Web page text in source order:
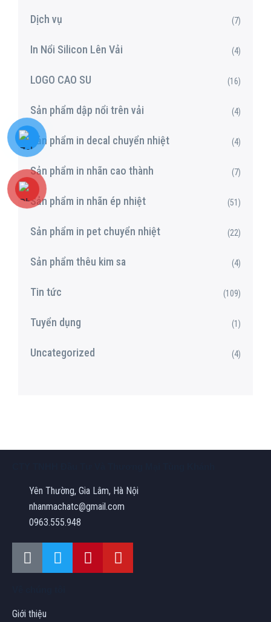
Dịch vụ (7)
In Nổi Silicon Lên Vải (4)
LOGO CAO SU (16)
Sản phẩm dập nổi trên vải (4)
Sản phẩm in decal chuyển nhiệt (4)
Sản phẩm in nhãn cao thành (7)
Sản phẩm in nhãn ép nhiệt (51)
Sản phẩm in pet chuyển nhiệt (22)
Sản phẩm thêu kim sa (4)
Tin tức (109)
Tuyển dụng (1)
Uncategorized (4)
Yên Thường, Gia Lâm, Hà Nội
nhanmachatc@gmail.com
0963.555.948
Giới thiệu